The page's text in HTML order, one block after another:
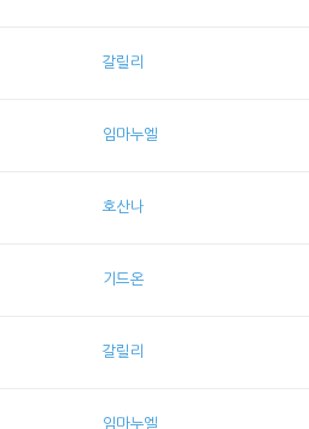
갈릴리
임마누엘
호산나
기드온
갈릴리
임마누엘